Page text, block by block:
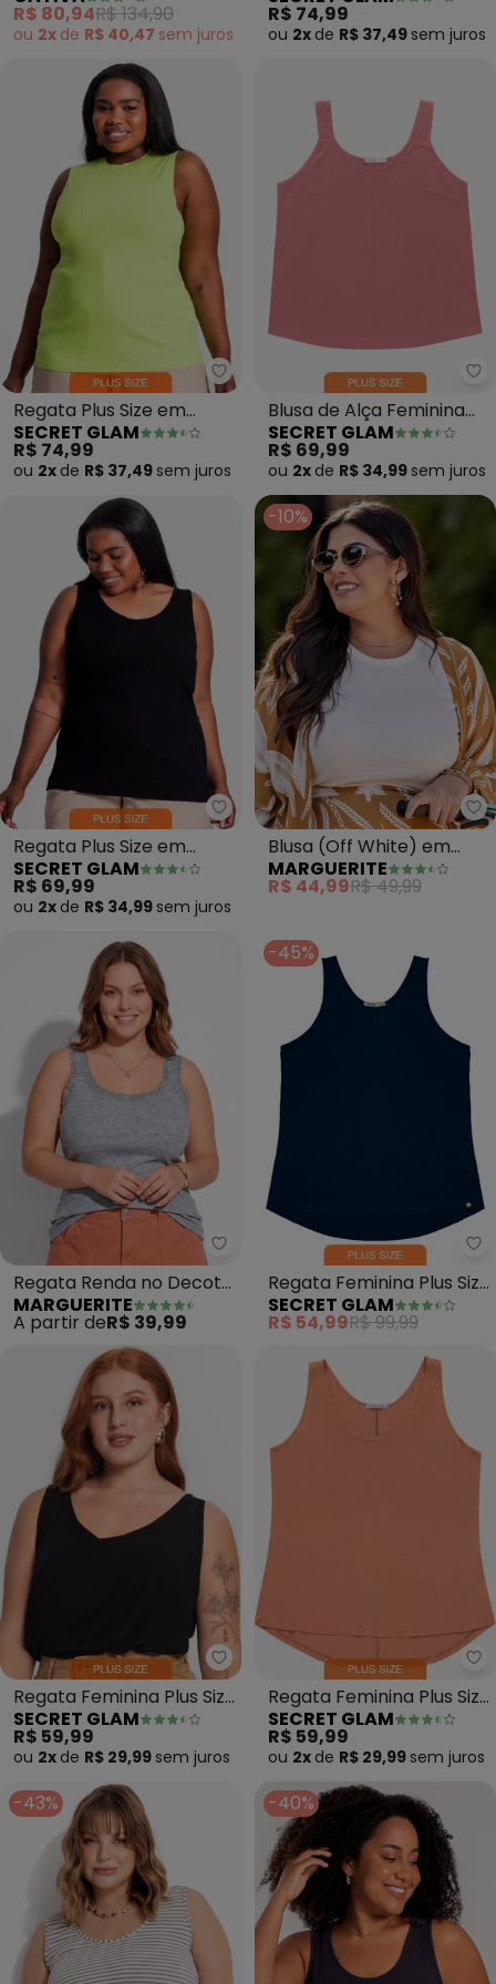
R$ 80,94R$ 134,90
ou 2x de R$ 40,47 sem juros
R$ 74,99
ou 2x de R$ 37,49 sem juros
Secret Glam - Regata Plus
Regata Plus Size em
Ribana Canelada (Verde)
SECRET GLAM
R$ 74,99
ou 2x de R$ 37,49 sem juros
Blusa de Alça Feminina
Plus Size (Rosa)
SECRET GLAM
R$ 69,99
ou 2x de R$ 34,99 sem juros
Secret Glam - Regata Plus
Regata Plus Size em
Ribana Canelada (Preto)
SECRET GLAM
R$ 69,99
ou 2x de R$ 34,99 sem juros
-10%
Blusa (Off White) em
Canelado
MARGUERITE
R$ 44,99R$ 49,99
Marguerite - Regata Renda no
Regata Renda no Decote
(Mescla) Plus Size
MARGUERITE
A partir deR$ 39,99
-45%
Regata Feminina Plus Size
(Azul)
SECRET GLAM
R$ 54,99R$ 99,99
Secret Glam - Regata
Regata Feminina Plus Size
(Preto)
SECRET GLAM
R$ 59,99
ou 2x de R$ 29,99 sem juros
Regata Feminina Plus Size
(Marrom)
SECRET GLAM
R$ 59,99
ou 2x de R$ 29,99 sem juros
-43% -40%